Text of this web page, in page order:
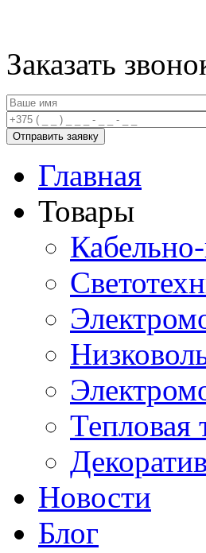
Заказать
Главная
Товары
Тепловая
Новости
Блог